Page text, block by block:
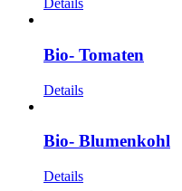
Details
Bio- Tomaten
Details
Bio- Blumenkohl
Details